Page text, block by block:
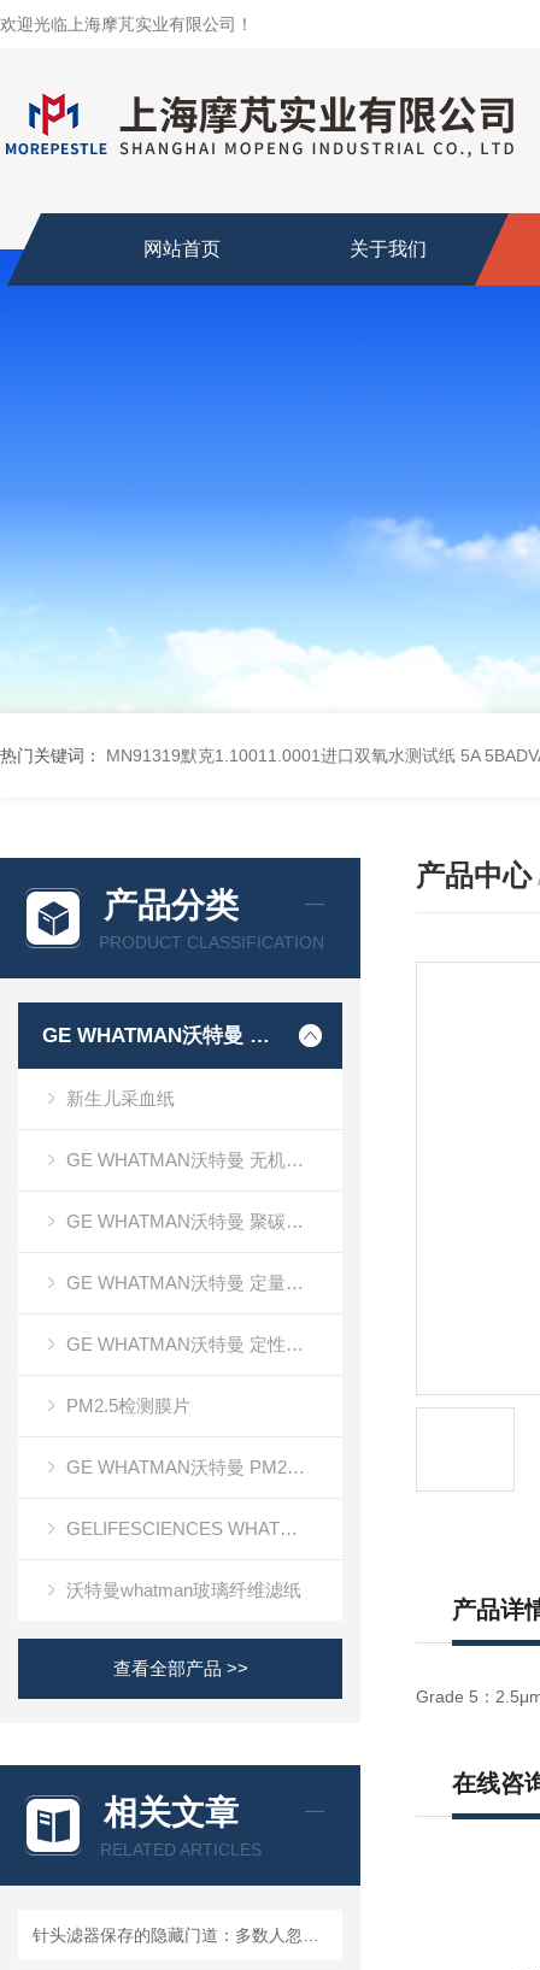
欢迎光临上海摩芃实业有限公司！
网站首页 关于我们
热门关键词： MN91319默克1.10011.0001进口双氧水测试纸 5A
产品分类
PRODUCT CLASSIFICATION
GE WHATMAN沃特曼 过滤产品代理
新生儿采血纸
GE WHATMAN沃特曼 无机氧化铝AAO模板
GE WHATMAN沃特曼 聚碳酸酯膜
GE WHATMAN沃特曼 定量滤纸
GE WHATMAN沃特曼 定性滤纸
PM2.5检测膜片
GE WHATMAN沃特曼 PM2.5专用产品
GELIFESCIENCES WHATMAN 转印记膜杂交膜
沃特曼whatman玻璃纤维滤纸
查看全部产品 >>
相关文章
RELATED ARTICLES
产品中心
产品详
Grade 5 ：
在线咨